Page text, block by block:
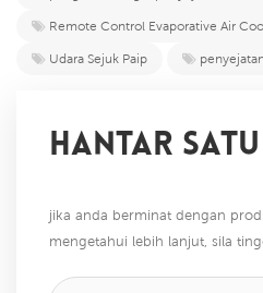
Remote Control Evaporative Air
Udara Sejuk Paip
HANTAR
jika anda berminat dengan
mengetahui lebih lanjut, sila